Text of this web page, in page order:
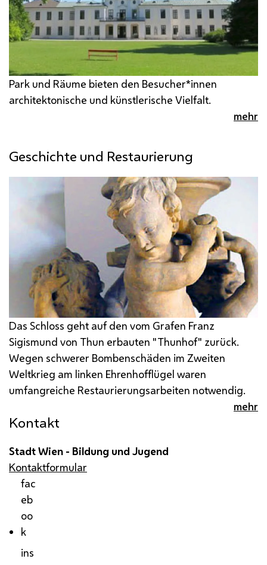
Park und Räume bieten den Besucher*innen
architektonische und künstlerische Vielfalt.
mehr
Geschichte und Restaurierung
Das Schloss geht auf den vom Grafen Franz
Sigismund von Thun erbauten "Thunhof" zurück.
Wegen schwerer Bombenschäden im Zweiten
Weltkrieg am linken Ehrenhofflügel waren
umfangreiche Restaurierungsarbeiten notwendig.
mehr
Kontakt
Stadt Wien - Bildung und Jugend
Kontaktformular
fac
eb
oo
k
ins